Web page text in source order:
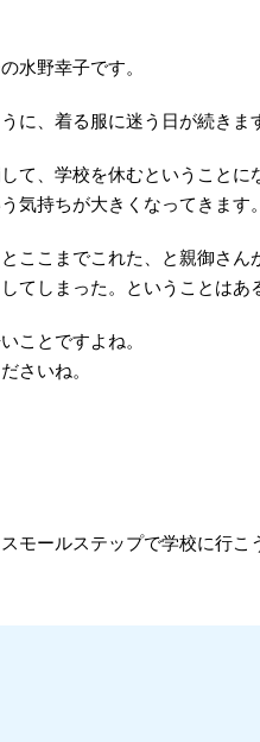
水野幸子です。
に、着る服に迷う日が続きま
て、学校を休むということに
気持ちが大きくなってきます。
ここまでこれた、と親御さん
てしまった。ということはあ
ことですよね。
さいね。
モールステップで学校に行こ